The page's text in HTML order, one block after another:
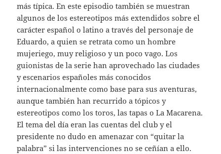
más típica. En este episodio también se muestran
algunos de los estereotipos más extendidos sobre el
carácter español o latino a través del personaje de
Eduardo, a quien se retrata como un hombre
mujeriego, muy religioso y un poco vago. Los
guionistas de la serie han aprovechado las ciudades
y escenarios españoles más conocidos
internacionalmente como base para sus aventuras,
aunque también han recurrido a tópicos y
estereotipos como los toros, las tapas o La Macarena.
El tema del día eran las cuentas del club y el
presidente no dudo en amenazar con “quitar la
palabra” si las intervenciones no se ceñían a ello.